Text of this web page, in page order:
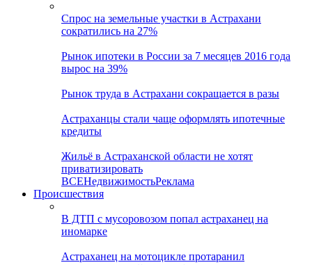
Спрос на земельные участки в Астрахани
сократились на 27%
Рынок ипотеки в России за 7 месяцев 2016 года
вырос на 39%
Рынок труда в Астрахани сокращается в разы
Астраханцы стали чаще оформлять ипотечные
кредиты
Жильё в Астраханской области не хотят
приватизировать
ВСЕНедвижимостьРеклама
Происшествия
В ДТП с мусоровозом попал астраханец на
иномарке
Астраханец на мотоцикле протаранил